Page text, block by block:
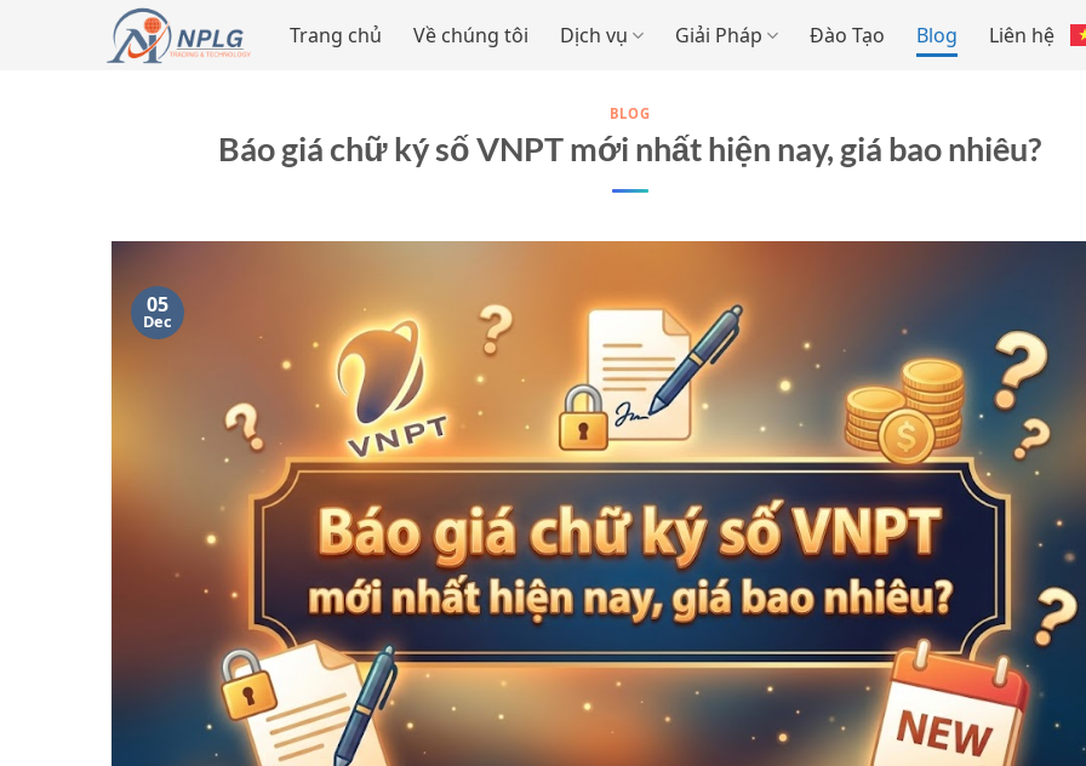
Trang chủ Về chúng tôi Dịch vụ Giải Pháp Đào Tạo Blog Liên hệ
BLOG
Báo giá chữ ký số VNPT mới nhất hiện nay, giá bao nhiêu?
05
Dec